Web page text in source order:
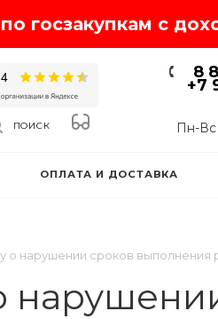
госзакупкам с
ПОИСК
8
+7
Пн-
ОПЛАТА И ДОСТАВКА
о нарушении сроков выполнения